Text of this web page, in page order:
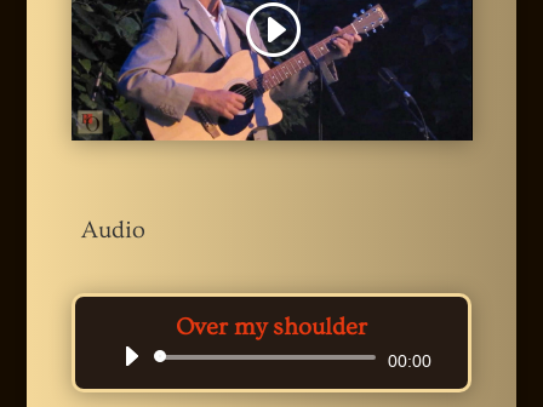
Audio
Over my shoulder
Audio-
Player
00:00